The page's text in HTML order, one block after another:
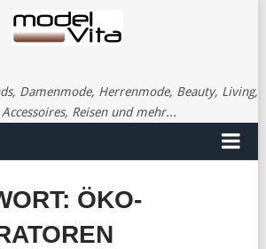
Damenmode, Herrenmode, Beauty, Living,
Reisen und mehr...
ÖKO-